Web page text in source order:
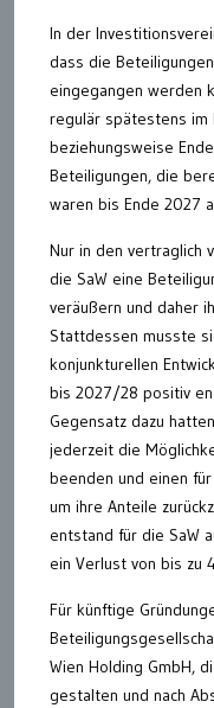
In der
dass die
eingegangen werden
regulär spätestens im
beziehungsweise
Beteiligungen, die
waren bis Ende 2027
Nur in den vertraglich
die SaW eine
veräußern und daher
Stattdessen musste
konjunkturellen
bis 2027/28 positiv
Gegensatz dazu
jederzeit die
beenden und einen
um ihre Anteile
entstand für die SaW
ein Verlust von bis zu
Für künftige
Wien Holding GmbH,
gestalten und nach